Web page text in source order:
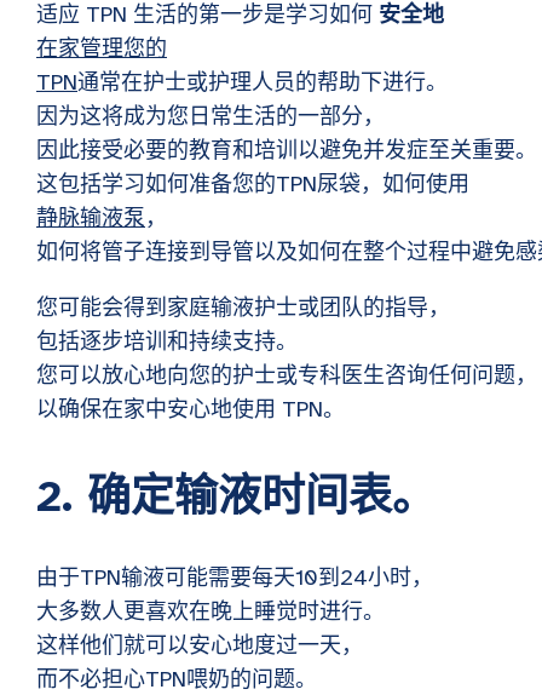
适应 TPN 生活的第一步是学习如何 安全地
在家管理您的
TPN通常在护士或护理人员的帮助下进行。
因为这将成为您日常生活的一部分，
因此接受必要的教育和培训以避免并发症至关重要。
这包括学习如何准备您的TPN尿袋，如何使用
静脉输液泵，
如何将管子连接到导管以及如何在整个过程中避免
您可能会得到家庭输液护士或团队的指导，
包括逐步培训和持续支持。
您可以放心地向您的护士或专科医生咨询任何问题，
以确保在家中安心地使用 TPN。
2. 确定输液时间表。
由于TPN输液可能需要每天10到24小时，
大多数人更喜欢在晚上睡觉时进行。
这样他们就可以安心地度过一天，
而不必担心TPN喂奶的问题。